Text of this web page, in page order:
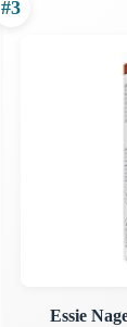
#3
Essie